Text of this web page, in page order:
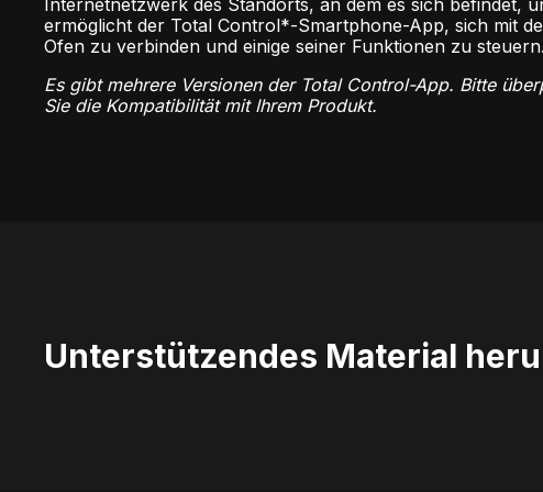
Internetnetzwerk des Standorts, an dem es sich befindet,
ermöglicht der Total Control*-Smartphone-App, sich mit
Ofen zu verbinden und einige seiner Funktionen zu steuern.
Es gibt mehrere Versionen der Total Control-App. Bitte
Sie die Kompatibilität mit Ihrem Produkt.
Unterstützendes Material